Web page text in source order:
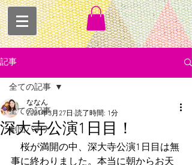
記事
全ての記事
劇団バナナ
全ての記事
深大寺公演1日目！
ななん
2021年3月27日 読了時間: 1分
桜が満開の中、深大寺公演1日目は無
事に終わりました。本当に朝からお天